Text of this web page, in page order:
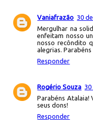
Vaniafrazão 30
Mergulhar na
enfeitam nosso
nosso recôndito
alegrias.
Responder
Rogério Souza
Parabéns Atalaia!
seus dons!
Responder